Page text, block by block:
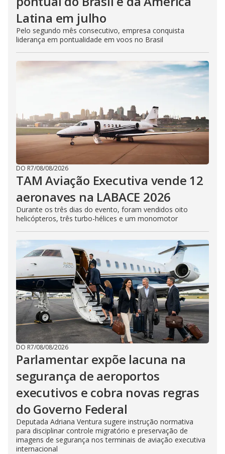
Latina em julho
Pelo segundo mês consecutivo, empresa conquista
liderança em pontualidade em voos no Brasil
DO R7/08/08/2026
TAM Aviação Executiva vende 12
aeronaves na LABACE 2026
Durante os três dias do evento, foram vendidos oito
helicópteros, três turbo-hélices e um monomotor
DO R7/08/08/2026
Parlamentar expõe lacuna na
segurança de aeroportos
executivos e cobra novas regras
do Governo Federal
Deputada Adriana Ventura sugere instrução normativa
para disciplinar controle migratório e preservação de
imagens de segurança nos terminais de aviação executiva
internacional